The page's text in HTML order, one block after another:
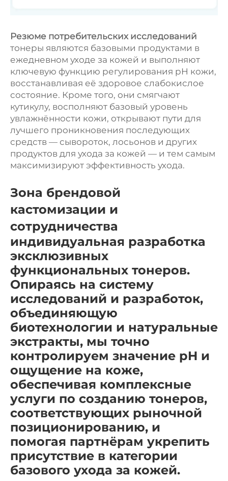
Резюме потребительских исследований
тонеры являются базовыми продуктами в
ежедневном уходе за кожей и выполняют
ключевую функцию регулирования pH кожи,
восстанавливая её здоровое слабокислое
состояние. Кроме того, они смягчают
кутикулу, восполняют базовый уровень
увлажнённости кожи, открывают пути для
лучшего проникновения последующих
средств — сывороток, лосьонов и других
продуктов для ухода за кожей — и тем самым
максимизируют эффективность ухода.
Зона брендовой
кастомизации и
сотрудничества
индивидуальная разработка
эксклюзивных
функциональных тонеров.
Опираясь на систему
исследований и разработок,
объединяющую
биотехнологии и натуральные
экстракты, мы точно
контролируем значение pH и
ощущение на коже,
обеспечивая комплексные
услуги по созданию тонеров,
соответствующих рыночной
позиционированию, и
помогая партнёрам укрепить
присутствие в категории
базового ухода за кожей.